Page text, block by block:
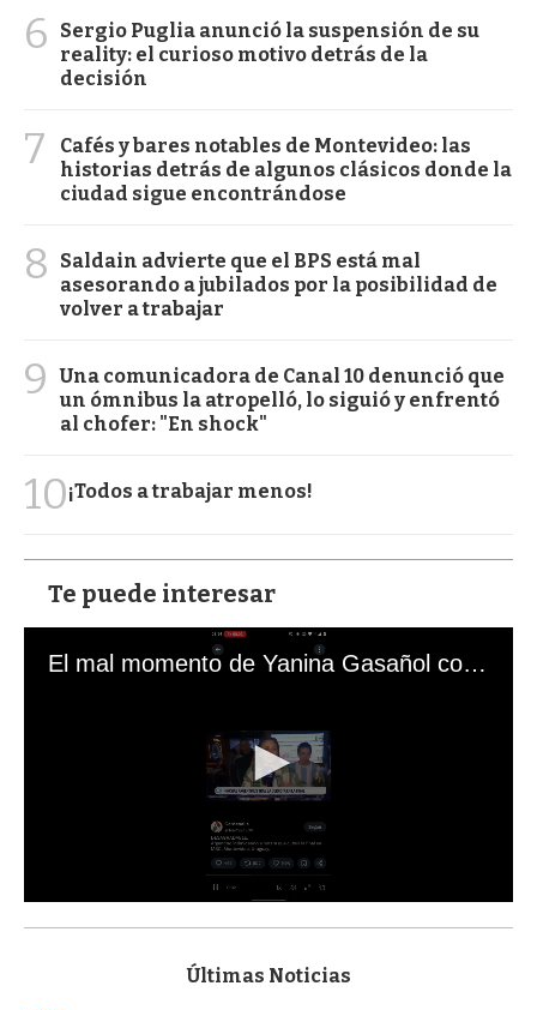
6
Sergio Puglia anunció la suspensión de su
reality: el curioso motivo detrás de la
decisión
7
Cafés y bares notables de Montevideo: las
historias detrás de algunos clásicos donde la
ciudad sigue encontrándose
8
Saldain advierte que el BPS está mal
asesorando a jubilados por la posibilidad de
volver a trabajar
9
Una comunicadora de Canal 10 denunció que
un ómnibus la atropelló, lo siguió y enfrentó
al chofer: "En shock"
10¡Todos a trabajar menos!
Te puede interesar
El mal momento de Yanina Gasañol con un hincha argentino en "Subrayado"
s
Últimas Noticias